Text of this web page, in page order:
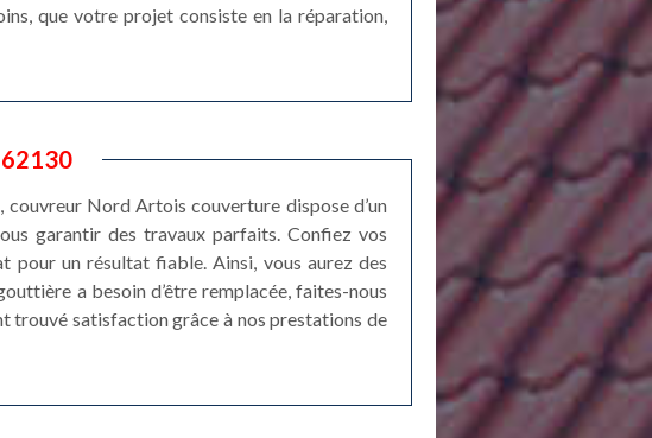
que votre projet consiste en la réparation,
couvreur Nord Artois couverture dispose d’un
garantir des travaux parfaits. Confiez vos
un résultat fiable. Ainsi, vous aurez des
a besoin d’être remplacée, faites-nous
trouvé satisfaction grâce à nos prestations de